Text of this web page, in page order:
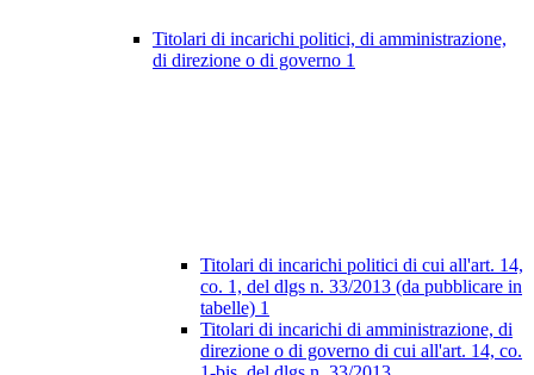
Titolari di incarichi politici, di amministrazione,
di direzione o di governo 1
Titolari di incarichi politici di cui all'art. 14,
co. 1, del dlgs n. 33/2013 (da pubblicare in
tabelle) 1
Titolari di incarichi di amministrazione, di
direzione o di governo di cui all'art. 14, co.